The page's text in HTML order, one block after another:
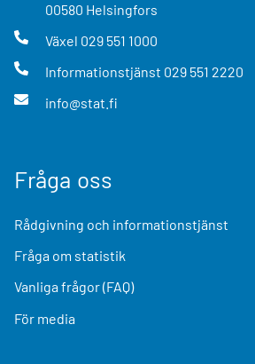
00580 Helsingfors
Växel 029 551 1000
Informationstjänst 029 551 2220
info@stat.fi
Fråga oss
Rådgivning och informationstjänst
Fråga om statistik
Vanliga frågor (FAQ)
För media